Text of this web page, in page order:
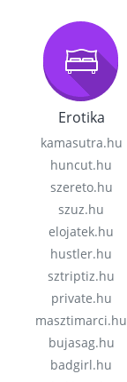
Erotika
kamasutra.hu
huncut.hu
szereto.hu
szuz.hu
elojatek.hu
hustler.hu
sztriptiz.hu
private.hu
masztimarci.hu
bujasag.hu
badgirl.hu